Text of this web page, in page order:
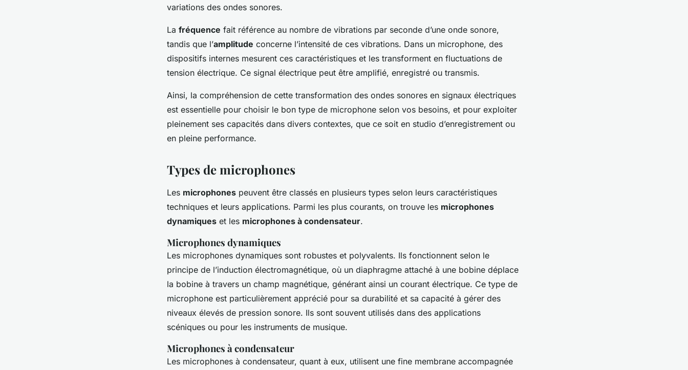
variations des ondes sonores.
La fréquence fait référence au nombre de vibrations par seconde d’une onde sonore,
tandis que l’amplitude concerne l’intensité de ces vibrations. Dans un microphone, des
dispositifs internes mesurent ces caractéristiques et les transforment en fluctuations de
tension électrique. Ce signal électrique peut être amplifié, enregistré ou transmis.
Ainsi, la compréhension de cette transformation des ondes sonores en signaux électriques
est essentielle pour choisir le bon type de microphone selon vos besoins, et pour exploiter
pleinement ses capacités dans divers contextes, que ce soit en studio d’enregistrement ou
en pleine performance.
Types de microphones
Les microphones peuvent être classés en plusieurs types selon leurs caractéristiques
techniques et leurs applications. Parmi les plus courants, on trouve les microphones
dynamiques et les microphones à condensateur.
Microphones dynamiques
Les microphones dynamiques sont robustes et polyvalents. Ils fonctionnent selon le
principe de l’induction électromagnétique, où un diaphragme attaché à une bobine déplace
la bobine à travers un champ magnétique, générant ainsi un courant électrique. Ce type de
microphone est particulièrement apprécié pour sa durabilité et sa capacité à gérer des
niveaux élevés de pression sonore. Ils sont souvent utilisés dans des applications
scéniques ou pour les instruments de musique.
Microphones à condensateur
Les microphones à condensateur, quant à eux, utilisent une fine membrane accompagnée